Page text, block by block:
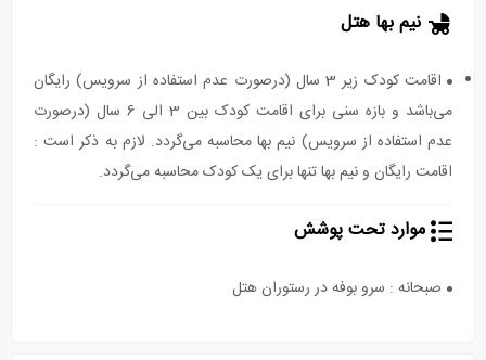
نیم بها هتل
اقامت کودک زیر 3 سال (درصورت عدم استفاده از سرویس) رایگان
می‌باشد و بازه سنی برای اقامت کودک بین 3 الی 6 سال (درصورت
عدم استفاده از سرویس) نیم بها محاسبه می‌گردد. لازم به ذکر است :
اقامت رایگان و نیم بها تنها برای یک کودک محاسبه می‌گردد.
موارد تحت پوشش
صبحانه : سرو بوفه در رستوران هتل